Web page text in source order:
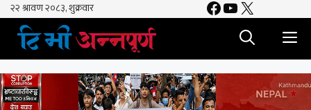
Skip
content
Facebook
YouTube
X